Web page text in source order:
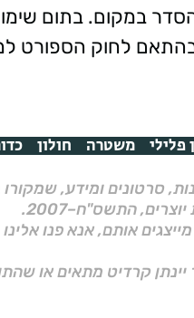
להפרת הסדר במקום.
פלילי משטרה חולון
סרטונים ומידע,
אותם, אנא פנו
קרדיט מתאים או